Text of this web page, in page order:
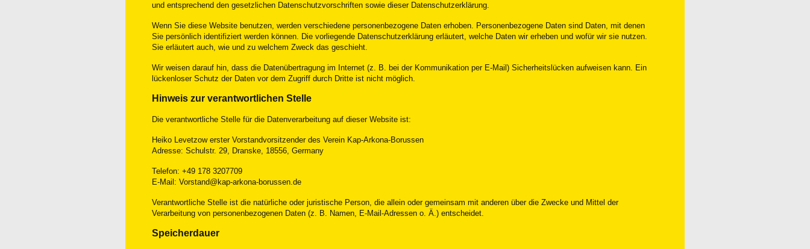
und entsprechend den gesetzlichen Datenschutzvorschriften sowie dieser Datenschutzerklärung.
Wenn Sie diese Website benutzen, werden verschiedene personenbezogene Daten erhoben. Personenbezogene Daten sind Daten, mit denen
Sie persönlich identifiziert werden können. Die vorliegende Datenschutzerklärung erläutert, welche Daten wir erheben und wofür wir sie nutzen.
Sie erläutert auch, wie und zu welchem Zweck das geschieht.
Wir weisen darauf hin, dass die Datenübertragung im Internet (z. B. bei der Kommunikation per E-Mail) Sicherheitslücken aufweisen kann. Ein
lückenloser Schutz der Daten vor dem Zugriff durch Dritte ist nicht möglich.
Hinweis zur verantwortlichen Stelle
Die verantwortliche Stelle für die Datenverarbeitung auf dieser Website ist:
Heiko Levetzow erster Vorstandvorsitzender des Verein Kap-Arkona-Borussen
Adresse: Schulstr. 29, Dranske, 18556, Germany
Telefon: +49 178 3207709
E-Mail: Vorstand@kap-arkona-borussen.de
Verantwortliche Stelle ist die natürliche oder juristische Person, die allein oder gemeinsam mit anderen über die Zwecke und Mittel der
Verarbeitung von personenbezogenen Daten (z. B. Namen, E-Mail-Adressen o. Ä.) entscheidet.
Speicherdauer